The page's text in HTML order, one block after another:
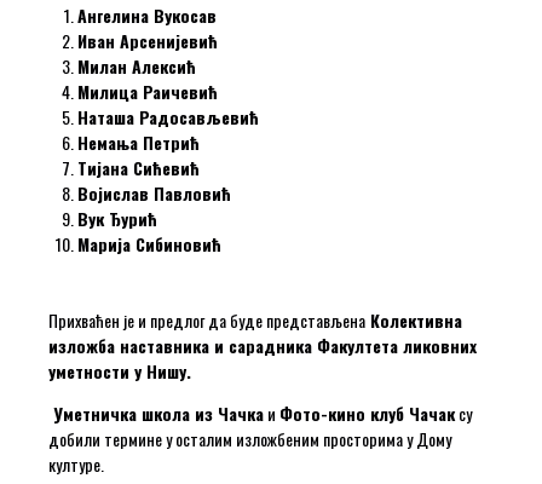
Ангелина Вукосав
Иван Арсенијевић
Милан Алексић
Милица Раичевић
Наташа Радосављевић
Немања Петрић
Тијана Сићевић
Војислав Павловић
Вук Ђурић
Марија Сибиновић
Прихваћен је и предлог да буде представљена Колективна
изложба наставника и сарадника Факултета ликовних
уметности у Нишу.
Уметничка школа из Чачкаи Фото-кино клуб Чачаксу
добили термине у осталим изложбеним просторима у Дому
културе.